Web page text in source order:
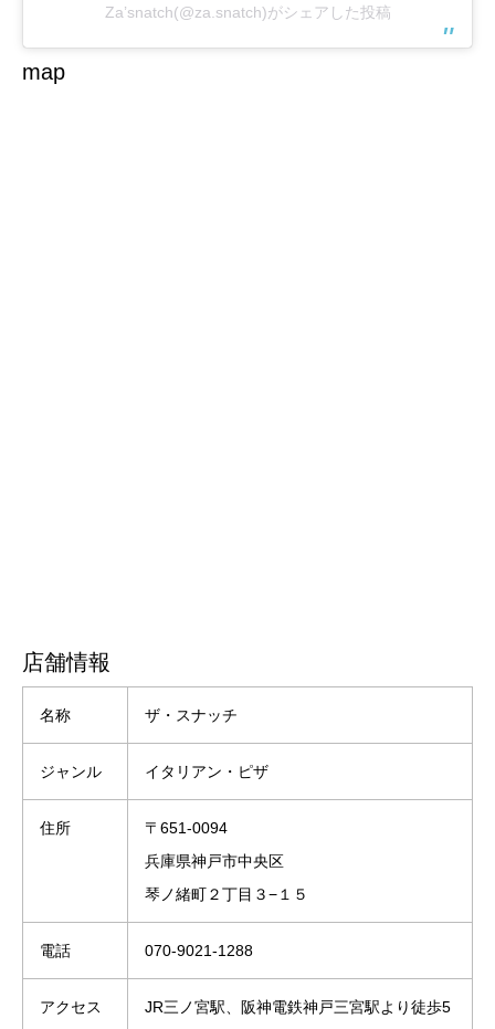
Za’snatch(@za.snatch)がシェアした投稿
map
店舗情報
名称 ザ・スナッチ
ジャンル イタリアン・ピザ
住所
〒651-0094
兵庫県神戸市中央区
琴ノ緒町２丁目３−１５
電話 070-9021-1288
アクセス
JR三ノ宮駅、阪神電鉄神戸三宮駅より徒歩5